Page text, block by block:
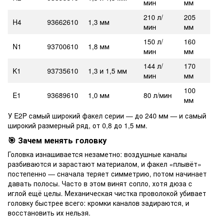
мин
мм
H4
93662610 1,3 мм
210 л/
мин
205
мм
N1
93700610 1,8 мм
150 л/
мин
160
мм
K1
93735610 1,3 и 1,5 мм
144 л/
мин
170
мм
E1
93689610 1,0 мм 80 л/мин
100
мм
У E2P самый широкий факел серии — до 240 мм — и самый
широкий размерный ряд, от 0,8 до 1,5 мм.
🎯 Зачем менять головку
Головка изнашивается незаметно: воздушные каналы
разбиваются и зарастают материалом, и факел «плывёт»
постепенно — сначала теряет симметрию, потом начинает
давать полосы. Часто в этом винят сопло, хотя дюза с
иглой ещё целы. Механическая чистка проволокой убивает
головку быстрее всего: кромки каналов задираются, и
восстановить их нельзя.